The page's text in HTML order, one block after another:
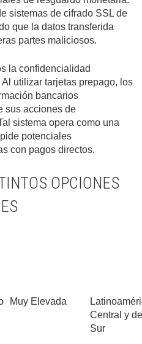
sistemas de cifrado SSL de
que la datos transferida
partes maliciosos.
la confidencialidad
utilizar tarjetas prepago, los
bancarios
sus acciones de
sistema opera como una
potenciales
con pagos directos.
OPCIONES
Muy Elevada
Central y
Sur